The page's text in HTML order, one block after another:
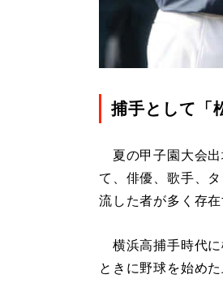
捕手として「
夏の甲子園大会出
て、俳優、歌手、
流した者が多く存
横浜高捕手時代に
ときに野球を始め